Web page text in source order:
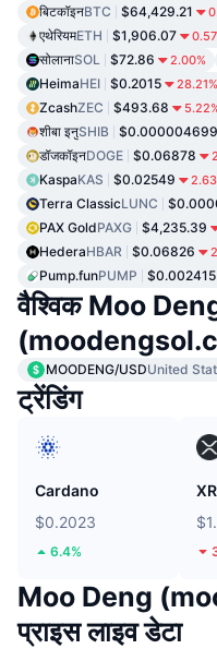
बिटकॉइनBTC $64,429.21
एथेरियमETH $1,906.07
सोलानाSOL $72.86 2.00%
HeimaHEI $0.2015 28.21%
ZcashZEC $493.68
शीबा इनुSHIB $0.000004699
डॉजकॉइनDOGE $0.06878
KaspaKAS $0.02549
Terra ClassicLUNC
PAX GoldPAXG $4,235.39
HederaHBAR $0.06826
Pump.funPUMP $0.002415
वैश्विक Moo
MOODENG/USDUnited
ट्रेंडिंग
Cardano
$0.2023
6.4%
Moo Deng
प्राइस लाइव डेटा